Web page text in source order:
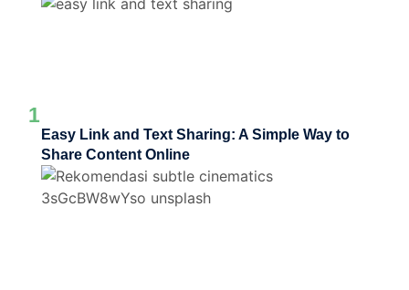
1
Easy Link and Text Sharing: A Simple Way to
Share Content Online